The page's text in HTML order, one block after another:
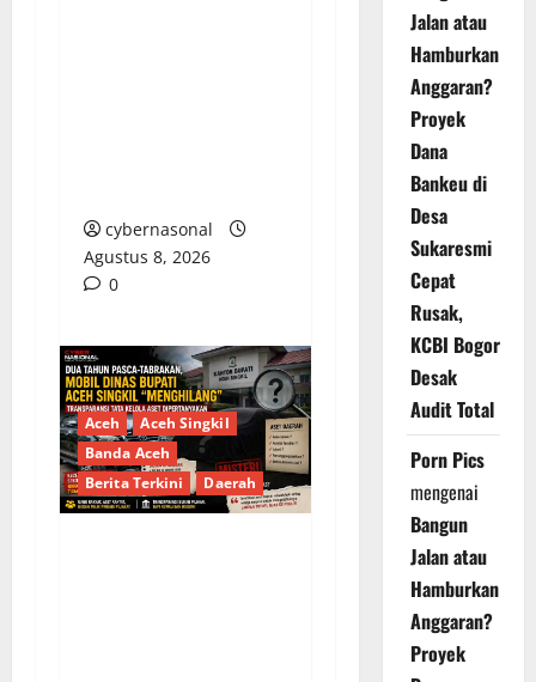
cybernasonal
Agustus 8, 2026
0
Aceh
Aceh Singkil
Banda Aceh
Berita Terkini
Daerah
Jalan atau
Hamburkan
Anggaran?
Proyek
Dana
Bankeu di
Desa
Sukaresmi
Cepat
Rusak,
KCBI Bogor
Desak
Audit Total
Porn Pics
mengenai
Bangun
Jalan atau
Hamburkan
Anggaran?
Proyek